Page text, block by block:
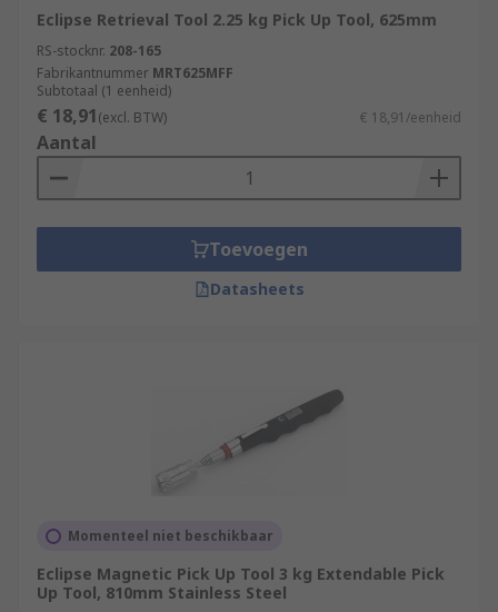
Eclipse Retrieval Tool 2.25 kg Pick Up Tool, 625mm
RS-stocknr. 208-165
Fabrikantnummer MRT625MFF
Subtotaal (1 eenheid)
€ 18,91(excl. BTW) € 18,91/eenheid
Aantal
Toevoegen
Datasheets
Momenteel niet beschikbaar
Eclipse Magnetic Pick Up Tool 3 kg Extendable Pick
Up Tool, 810mm Stainless Steel